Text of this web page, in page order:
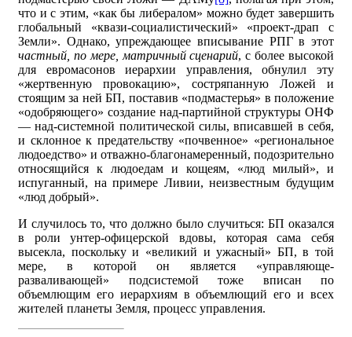
что и с этим, «как бы либералом» можно будет завершить
глобальный «квази-социалистический» «проект-драп с
Земли». Однако, упреждающее вписывание РПГ в этот
частный, по мере, матричный сценарий, с более высокой
для евромасонов иерархии управления, обнулил эту
«жертвенную провокацию», состряпанную Ложей и
стоящим за ней БП, поставив «подмастерья» в положение
«одобряющего» создание над-партийной структуры ОНФ
— над-системной политической силы, вписавшей в себя,
и склонное к предательству «почвенное» «региональное
людоедство» и отважно-благонамеренный, подозрительно
относящийся к людоедам и кощеям, «люд милый», и
испуганный, на примере Ливии, неизвестным будущим
«люд добрый».
И случилось то, что должно было случиться: БП оказался
в роли унтер-офицерской вдовы, которая сама себя
высекла, поскольку и «великий и ужасный» БП, в той
мере, в которой он является «управляюще-
разваливающей» подсистемой тоже вписан по
объемлющим его иерархиям в объемлющий его и всех
жителей планеты Земля, процесс управления.